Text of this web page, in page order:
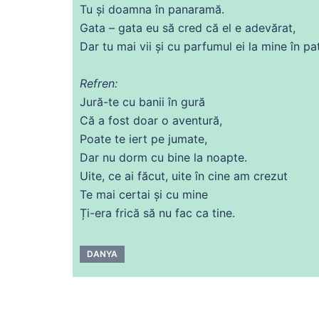
Tu și doamna în panaramă.
Gata – gata eu să cred că el e adevărat,
Dar tu mai vii și cu parfumul ei la mine în
Refren:
Jură-te cu banii în gură
Că a fost doar o aventură,
Poate te iert pe jumate,
Dar nu dorm cu bine la noapte.
Uite, ce ai făcut, uite în cine am crezut
Te mai certai și cu mine
Ți-era frică să nu fac ca tine.
DANYA